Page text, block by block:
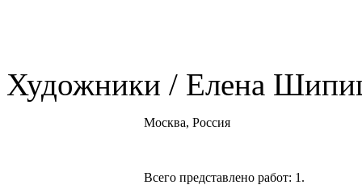
Художники / Елена
Москва, Россия
Всего представлено работ: 1 .